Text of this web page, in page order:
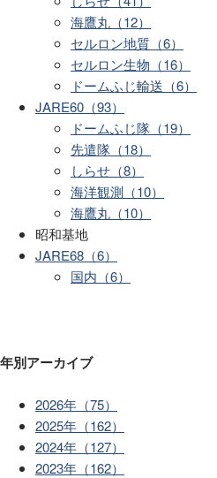
海鷹丸（12）
セルロン地質（6）
セルロン生物（16）
ドームふじ輸送（6）
JARE60（93）
ドームふじ隊（19）
先遣隊（18）
しらせ（8）
海洋観測（10）
海鷹丸（10）
昭和基地
JARE68（6）
国内（6）
年別アーカイブ
2026年（75）
2025年（162）
2024年（127）
2023年（162）